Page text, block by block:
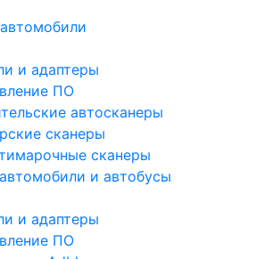
и адаптеры
ПО
автосканеры
сканеры
сканеры
и автобусы
и адаптеры
ПО